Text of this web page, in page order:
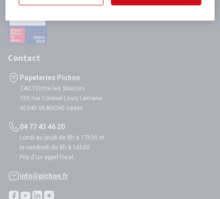
Contact
Papeteries Pichon
ZAC l'Orme les Sources
750 rue Colonel Louis Lemaire
42340 VEAUCHE cedex
04 77 43 46 20
Lundi au jeudi de 8h à 17h30 et
le vendredi de 8h à 16h30
Prix d'un appel local
info@pichon.fr